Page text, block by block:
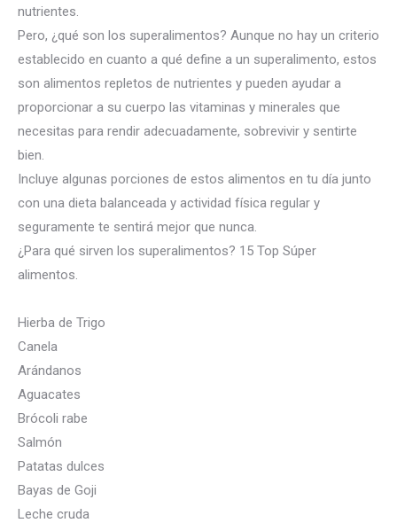
nutrientes.
Pero, ¿qué son los superalimentos? Aunque no hay un criterio
establecido en cuanto a qué define a un superalimento, estos
son alimentos repletos de nutrientes y pueden ayudar a
proporcionar a su cuerpo las vitaminas y minerales que
necesitas para rendir adecuadamente, sobrevivir y sentirte
bien.
Incluye algunas porciones de estos alimentos en tu día junto
con una dieta balanceada y actividad física regular y
seguramente te sentirá mejor que nunca.
¿Para qué sirven los superalimentos? 15 Top Súper
alimentos.
Hierba de Trigo
Canela
Arándanos
Aguacates
Brócoli rabe
Salmón
Patatas dulces
Bayas de Goji
Leche cruda